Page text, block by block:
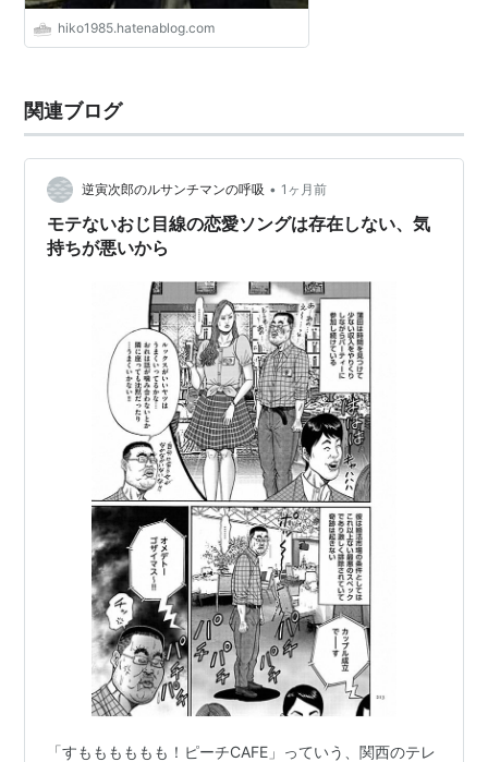
hiko1985.hatenablog.com
関連ブログ
逆寅次郎のルサンチマンの呼吸 • 1ヶ月前
モテないおじ目線の恋愛ソングは存在しない、気
持ちが悪いから
「すもももももも！ピーチCAFE」っていう、関西のテレ